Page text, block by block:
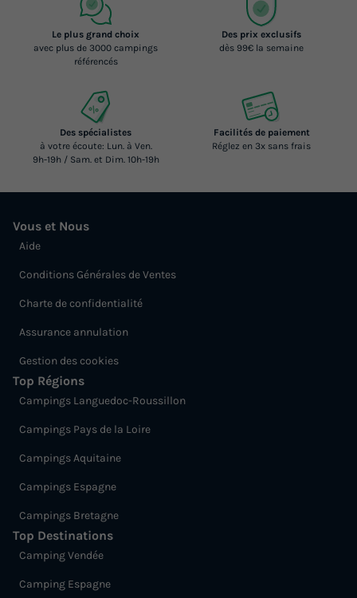
Le plus grand choix
avec plus de 3000 campings
référencés
Des prix exclusifs
dès 99€ la semaine
Des spécialistes
à votre écoute: Lun. à Ven.
9h-19h / Sam. et Dim. 10h-19h
Facilités de paiement
Réglez en 3x sans frais
Vous et Nous
Aide
Conditions Générales de Ventes
Charte de confidentialité
Assurance annulation
Gestion des cookies
Top Régions
Campings Languedoc-Roussillon
Campings Pays de la Loire
Campings Aquitaine
Campings Espagne
Campings Bretagne
Top Destinations
Camping Vendée
Camping Espagne